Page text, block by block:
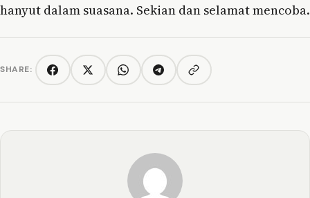
hanyut dalam suasana. Sekian dan selamat mencoba.
SHARE: FacebookTwitter/XWhatsAppTelegramCopy link